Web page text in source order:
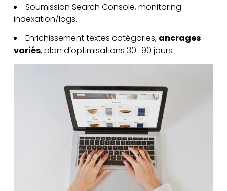
Soumission Search Console, monitoring
indexation/logs.
Enrichissement textes catégories, ancrages
variés, plan d’optimisations 30–90 jours.